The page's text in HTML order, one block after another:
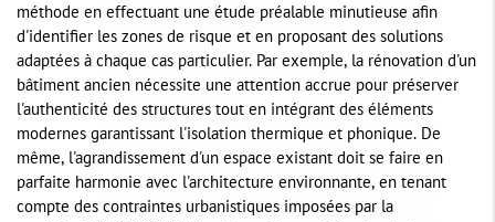
méthode en effectuant une étude préalable minutieuse afin
d'identifier les zones de risque et en proposant des solutions
adaptées à chaque cas particulier. Par exemple, la rénovation d'un
bâtiment ancien nécessite une attention accrue pour préserver
l'authenticité des structures tout en intégrant des éléments
modernes garantissant l'isolation thermique et phonique. De
même, l'agrandissement d'un espace existant doit se faire en
parfaite harmonie avec l'architecture environnante, en tenant
compte des contraintes urbanistiques imposées par la